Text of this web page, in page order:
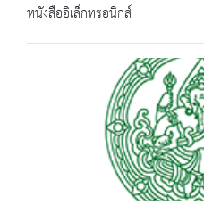
หนังสืออิเล็กทรอนิกส์